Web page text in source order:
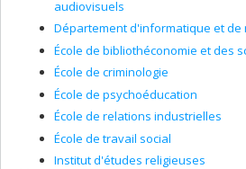
audiovisuels
Département d'informatique et
École de bibliothéconomie et des
École de criminologie
École de psychoéducation
École de relations industrielles
École de travail social
Institut d'études religieuses